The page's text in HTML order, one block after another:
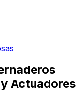
Actuadores